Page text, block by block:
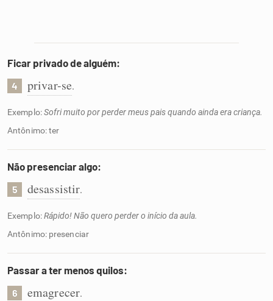
Ficar privado de alguém:
4 privar-se.
Exemplo:Sofri muito por perder meus pais quando ainda era criança.
Antônimo: ter
Não presenciar algo:
5 desassistir.
Exemplo:Rápido! Não quero perder o início da aula.
Antônimo: presenciar
Passar a ter menos quilos:
6 emagrecer.